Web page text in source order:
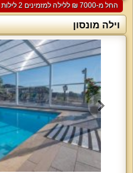
החל מ-‏7000 ₪ ללילה למזמינים 2 לילות בסופ"ש הקרוב
וילה מונסון